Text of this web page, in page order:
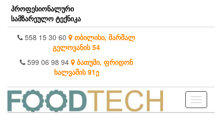
Skip
the
content
პროფესიონალური
სამზარეულო ტექნიკა
558 15 30 60 თბილისი, მარშალ
გელოვანის 54
599 06 98 94 ბათუმი, ფრიდონ
ხალვაშის 91ე
Toggle